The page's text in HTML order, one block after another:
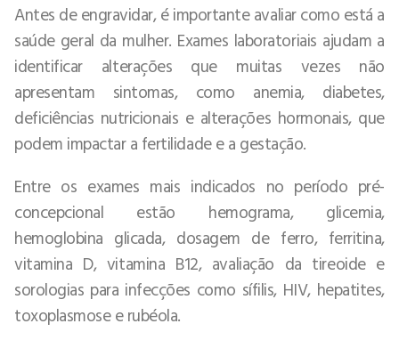
Antes de engravidar, é importante avaliar como está a
saúde geral da mulher. Exames laboratoriais ajudam a
identificar alterações que muitas vezes não
apresentam sintomas, como anemia, diabetes,
deficiências nutricionais e alterações hormonais, que
podem impactar a fertilidade e a gestação.
Entre os exames mais indicados no período pré-
concepcional estão hemograma, glicemia,
hemoglobina glicada, dosagem de ferro, ferritina,
vitamina D, vitamina B12, avaliação da tireoide e
sorologias para infecções como sífilis, HIV, hepatites,
toxoplasmose e rubéola.